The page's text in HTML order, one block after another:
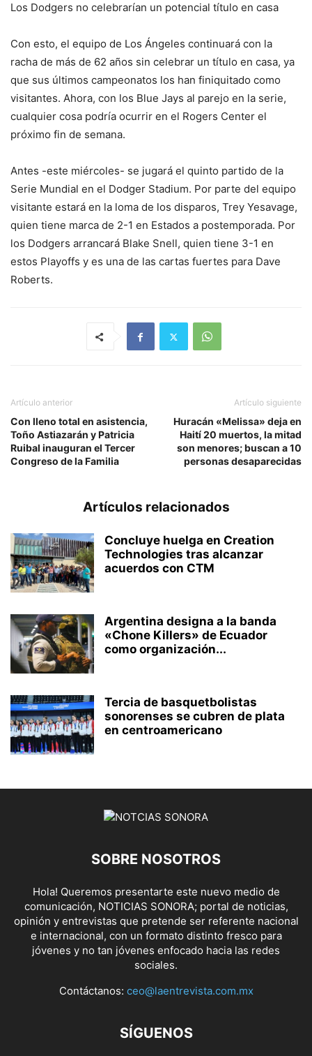
Los Dodgers no celebrarían un potencial título en casa
Con esto, el equipo de Los Ángeles continuará con la
racha de más de 62 años sin celebrar un título en casa, ya
que sus últimos campeonatos los han finiquitado como
visitantes. Ahora, con los Blue Jays al parejo en la serie,
cualquier cosa podría ocurrir en el Rogers Center el
próximo fin de semana.
Antes -este miércoles- se jugará el quinto partido de la
Serie Mundial en el Dodger Stadium. Por parte del equipo
visitante estará en la loma de los disparos, Trey Yesavage,
quien tiene marca de 2-1 en Estados a postemporada. Por
los Dodgers arrancará Blake Snell, quien tiene 3-1 en
estos Playoffs y es una de las cartas fuertes para Dave
Roberts.
Artículo anterior
Con lleno total en asistencia,
Toño Astiazarán y Patricia
Ruibal inauguran el Tercer
Congreso de la Familia
Artículo siguiente
Huracán «Melissa» deja en
Haití 20 muertos, la mitad
son menores; buscan a 10
personas desaparecidas
Artículos relacionados
Concluye huelga en Creation
Technologies tras alcanzar
acuerdos con CTM
Argentina designa a la banda
«Chone Killers» de Ecuador
como organización...
Tercia de basquetbolistas
sonorenses se cubren de plata
en centroamericano
SOBRE NOSOTROS
Hola! Queremos presentarte este nuevo medio de
comunicación, NOTICIAS SONORA; portal de noticias,
opinión y entrevistas que pretende ser referente nacional
e internacional, con un formato distinto fresco para
jóvenes y no tan jóvenes enfocado hacia las redes
sociales.
Contáctanos: ceo@laentrevista.com.mx
SÍGUENOS